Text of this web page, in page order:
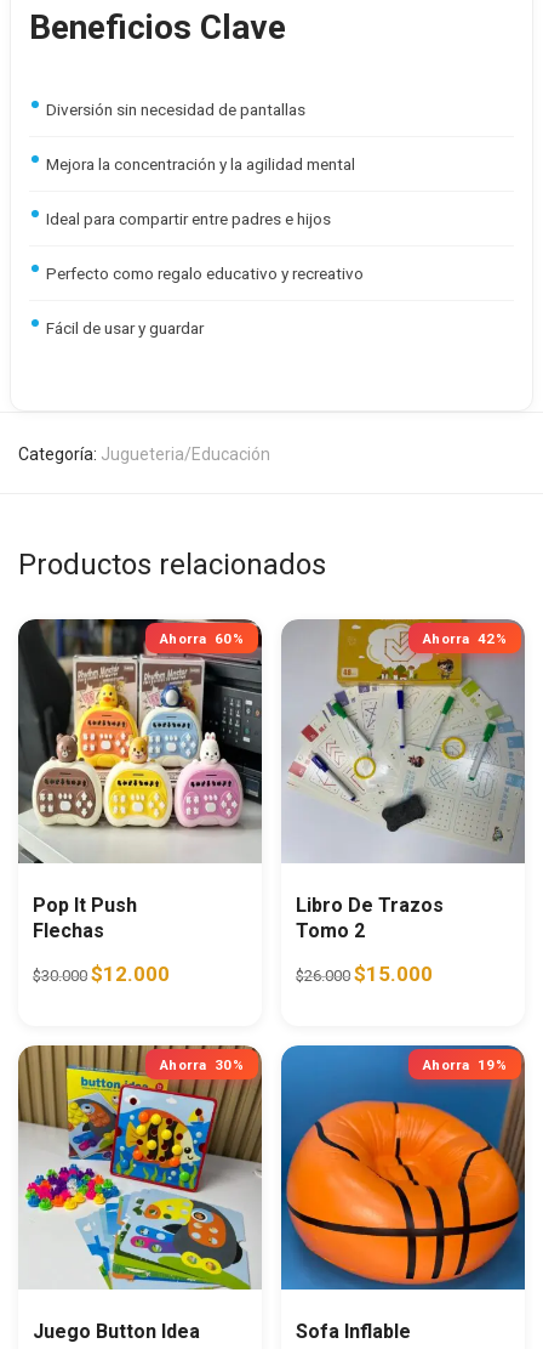
Beneficios Clave
Diversión sin necesidad de pantallas
Mejora la concentración y la agilidad mental
Ideal para compartir entre padres e hijos
Perfecto como regalo educativo y recreativo
Fácil de usar y guardar
Categoría: Jugueteria/Educación
Productos relacionados
Ahorra 60%
Pop It Push
Flechas
$30.000 Original price was: $30.000.
$12.000 Current price is: $12.000.
Ahorra 42%
Libro De Trazos
Tomo 2
$26.000 Original price was:
$15.000
Ahorra 30%
Juego Button Idea
Ahorra 19%
Sofa Inflable